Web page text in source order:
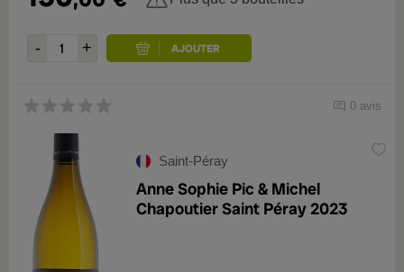
0 avis
Saint-Péray
Anne Sophie Pic & Michel
Chapoutier Saint Péray 2023